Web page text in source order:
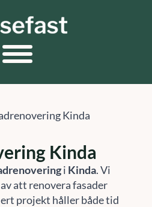
Kinda
Kinda
i Kinda. Vi
att renovera fasader
projekt håller både tid